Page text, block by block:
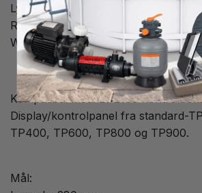
Lys: 10 volt, 1A
Radio, TV/AV: Ja
WiFi: Tilvalg
Kompatibel med: BP2100
Display/kontrolpanel fra standard-
TP400, TP600, TP800 og TP900.
Mål: